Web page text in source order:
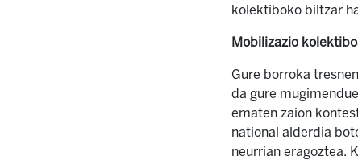
kolektiboko biltzar
Mobilizazio
Gure borroka
da gure
ematen zaion
national alderdia
neurrian eragoztea.